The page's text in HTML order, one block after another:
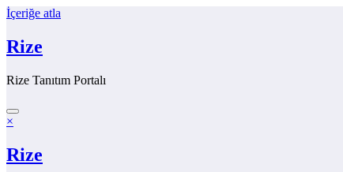
İçeriğe atla
Rize
Rize Tanıtım Portalı
×
Rize